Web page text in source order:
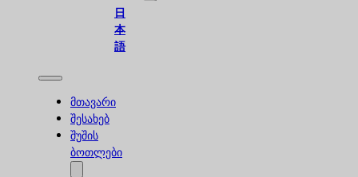
日
本
語
მთავარი
შესახებ
შუშის
ბოთლები